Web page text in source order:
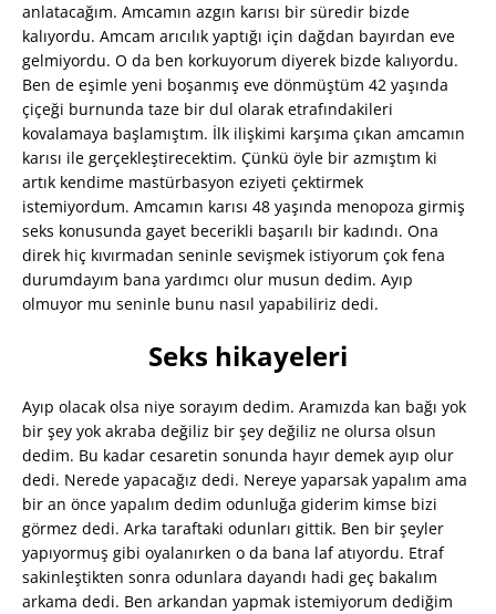
anlatacağım. Amcamın azgın karısı bir süredir bizde
kalıyordu. Amcam arıcılık yaptığı için dağdan bayırdan eve
gelmiyordu. O da ben korkuyorum diyerek bizde kalıyordu.
Ben de eşimle yeni boşanmış eve dönmüştüm 42 yaşında
çiçeği burnunda taze bir dul olarak etrafındakileri
kovalamaya başlamıştım. İlk ilişkimi karşıma çıkan amcamın
karısı ile gerçekleştirecektim. Çünkü öyle bir azmıştım ki
artık kendime mastürbasyon eziyeti çektirmek
istemiyordum. Amcamın karısı 48 yaşında menopoza girmiş
seks konusunda gayet becerikli başarılı bir kadındı. Ona
direk hiç kıvırmadan seninle sevişmek istiyorum çok fena
durumdayım bana yardımcı olur musun dedim. Ayıp
olmuyor mu seninle bunu nasıl yapabiliriz dedi.
Seks hikayeleri
Ayıp olacak olsa niye sorayım dedim. Aramızda kan bağı yok
bir şey yok akraba değiliz bir şey değiliz ne olursa olsun
dedim. Bu kadar cesaretin sonunda hayır demek ayıp olur
dedi. Nerede yapacağız dedi. Nereye yaparsak yapalım ama
bir an önce yapalım dedim odunluğa giderim kimse bizi
görmez dedi. Arka taraftaki odunları gittik. Ben bir şeyler
yapıyormuş gibi oyalanırken o da bana laf atıyordu. Etraf
sakinleştikten sonra odunlara dayandı hadi geç bakalım
arkama dedi. Ben arkandan yapmak istemiyorum dediğim